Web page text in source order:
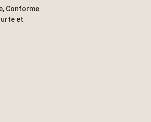
Conforme
et